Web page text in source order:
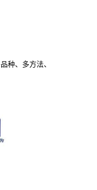
种、多方法、